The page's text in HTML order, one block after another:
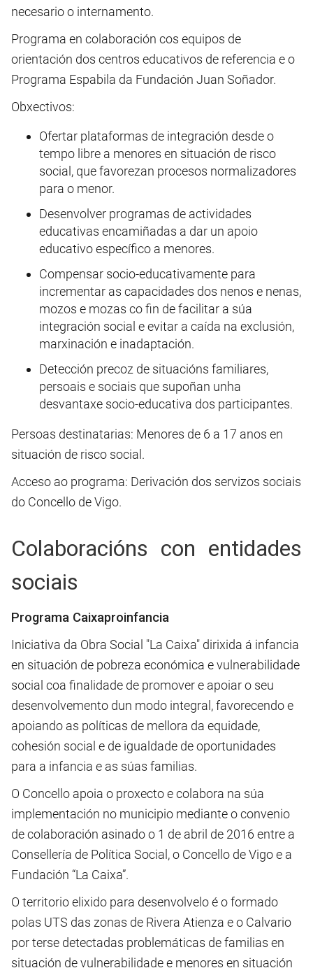
necesario o internamento.
Programa en colaboración cos equipos de
orientación dos centros educativos de referencia e o
Programa Espabila da Fundación Juan Soñador.
Obxectivos:
Ofertar plataformas de integración desde o
tempo libre a menores en situación de risco
social, que favorezan procesos normalizadores
para o menor.
Desenvolver programas de actividades
educativas encamiñadas a dar un apoio
educativo específico a menores.
Compensar socio-educativamente para
incrementar as capacidades dos nenos e nenas,
mozos e mozas co fin de facilitar a súa
integración social e evitar a caída na exclusión,
marxinación e inadaptación.
Detección precoz de situacións familiares,
persoais e sociais que supoñan unha
desvantaxe socio-educativa dos participantes.
Persoas destinatarias: Menores de 6 a 17 anos en
situación de risco social.
Acceso ao programa: Derivación dos servizos sociais
do Concello de Vigo.
Colaboracións con entidades
sociais
Programa Caixaproinfancia
Iniciativa da Obra Social "La Caixa" dirixida á infancia
en situación de pobreza económica e vulnerabilidade
social coa finalidade de promover e apoiar o seu
desenvolvemento dun modo integral, favorecendo e
apoiando as políticas de mellora da equidade,
cohesión social e de igualdade de oportunidades
para a infancia e as súas familias.
O Concello apoia o proxecto e colabora na súa
implementación no municipio mediante o convenio
de colaboración asinado o 1 de abril de 2016 entre a
Consellería de Política Social, o Concello de Vigo e a
Fundación “La Caixa”.
O territorio elixido para desenvolvelo é o formado
polas UTS das zonas de Rivera Atienza e o Calvario
por terse detectadas problemáticas de familias en
situación de vulnerabilidade e menores en situación